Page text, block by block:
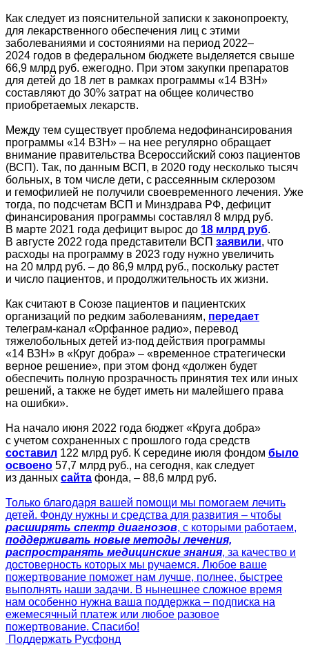
Как следует из пояснительной записки к законопроекту,
для лекарственного обеспечения лиц с этими
заболеваниями и состояниями на период 2022–
2024 годов в федеральном бюджете выделяется свыше
66,9 млрд руб. ежегодно. При этом закупки препаратов
для детей до 18 лет в рамках программы «14 ВЗН»
составляют до 30% затрат на общее количество
приобретаемых лекарств.
Между тем существует проблема недофинансирования
программы «14 ВЗН» – на нее регулярно обращает
внимание правительства Всероссийский союз пациентов
(ВСП). Так, по данным ВСП, в 2020 году несколько тысяч
больных, в том числе дети, с рассеянным склерозом
и гемофилией не получили своевременного лечения. Уже
тогда, по подсчетам ВСП и Минздрава РФ, дефицит
финансирования программы составлял 8 млрд руб.
В марте 2021 года дефицит вырос до 18 млрд руб.
В августе 2022 года представители ВСП заявили, что
расходы на программу в 2023 году нужно увеличить
на 20 млрд руб. – до 86,9 млрд руб., поскольку растет
и число пациентов, и продолжительность их жизни.
Как считают в Союзе пациентов и пациентских
организаций по редким заболеваниям, передает
телеграм‑канал «Орфанное радио», перевод
тяжелобольных детей из-под действия программы
«14 ВЗН» в «Круг добра» – «временное стратегически
верное решение», при этом фонд «должен будет
обеспечить полную прозрачность принятия тех или иных
решений, а также не будет иметь ни малейшего права
на ошибки».
На начало июня 2022 года бюджет «Круга добра»
с учетом сохраненных с прошлого года средств
составил 122 млрд руб. К середине июля фондом было
освоено 57,7 млрд руб., на сегодня, как следует
из данных сайта фонда, – 88,6 млрд руб.
Только благодаря вашей помощи мы помогаем лечить
детей. Фонду нужны и средства для развития – чтобы
расширять спектр диагнозов, с которыми работаем,
поддерживать новые методы лечения,
распространять медицинские знания, за качество и
достоверность которых мы ручаемся. Любое ваше
пожертвование поможет нам лучше, полнее, быстрее
выполнять наши задачи. В нынешнее сложное время
нам особенно нужна ваша поддержка – подписка на
ежемесячный платеж или любое разовое
пожертвование. Спасибо!
Поддержать Русфонд